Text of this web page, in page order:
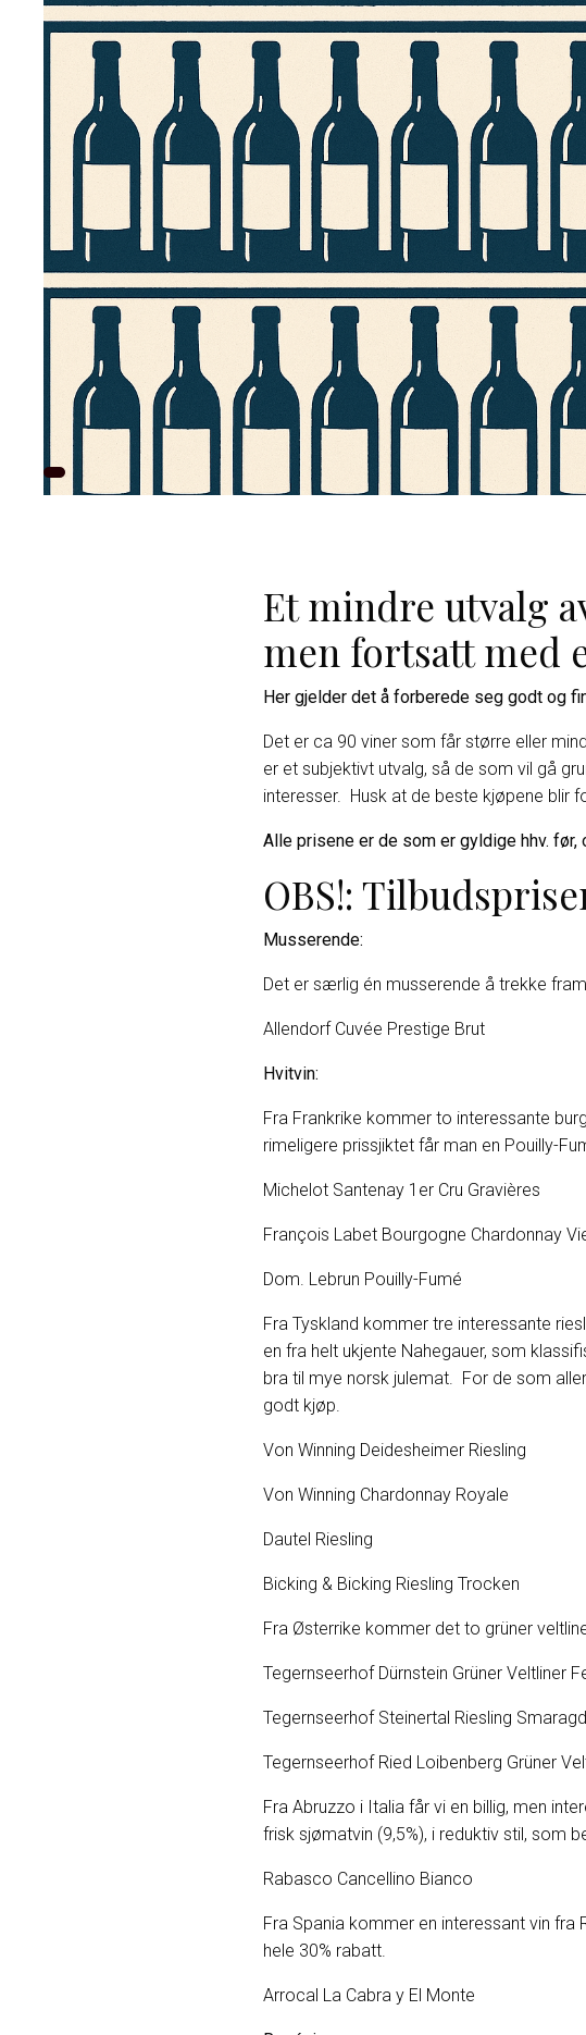
Et mindre utvalg
men fortsatt med
Her gjelder det å forberede seg godt og
Det er ca 90 viner som får større eller
er et subjektivt utvalg, så de som vil gå
interesser. Husk at de beste kjøpene blir
Alle prisene er de som er gyldige hhv. før,
OBS!:
Musserende:
Det er særlig én musserende å trekke
Allendorf Cuvée
Hvitvin:
Fra Frankrike kommer to interessante
rimeligere prissjiktet får man en Pouilly-
Michelot Santenay 1er
François Labet Bourgogne
Dom. Lebrun
Fra Tyskland kommer tre interessante
en fra helt ukjente Nahegauer, som
bra til mye norsk julemat. For de som
godt kjøp.
Von Winning
Von Winning
Dautel Riesling
Bicking & Bicking Riesling
Fra Østerrike kommer det to grüner
Tegernseerhof Dürnstein
Tegernseerhof
Tegernseerhof Ried Loibenberg
Fra Abruzzo i Italia får vi en billig, men
frisk sjømatvin (9,5%), i reduktiv stil, som
Rabasco
Fra Spania kommer en interessant vin fra
hele 30% rabatt.
Arrocal La Cabra